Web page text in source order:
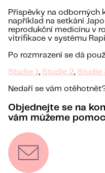
Příspěvky na odborných
například na setkání
reprodukční medicínu v
vitrifikace v systému
Po rozmrazení se dá
Studie 1 , Studie 2, Studie
Nedaří se vám
Objednejte se na
vám můžeme